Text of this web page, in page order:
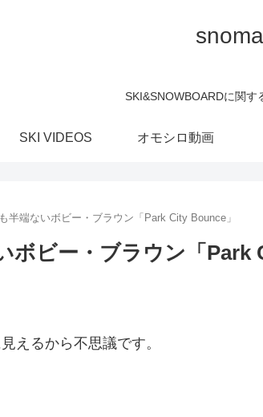
SKI&SNOWBOARDに関す
SKI VIDEOS オモシロ動画
半端ないボビー・ブラウン「Park City Bounce」
ボビー・ブラウン「Park
えるから不思議です。